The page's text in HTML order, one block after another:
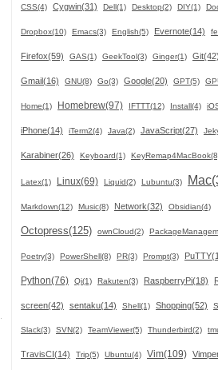
CSS(4) Cygwin(31) Dell(1) Desktop(2) DIY(1)
Dropbox(10) Emacs(3) English(5) Evernote(14)
Firefox(59) GAS(1) GeekTool(3) Ginger(1) Git(42)
Gmail(16) GNU(8) Go(3) Google(20) GPT(5)
Home(1) Homebrew(97) IFTTT(12) Install(4)
iPhone(14) iTerm2(4) Java(2) JavaScript(27)
Karabiner(26) Keyboard(1)
Latex(1) Linux(69) Liquid(2) Lubuntu(3)
Markdown(12) Music(8) Network(32) Obsidian(4)
Octopress(125) ownCloud(2)
Poetry(3) PowerShell(8) PR(3) Prompt(3)
Python(76) Qi(1) Rakuten(3) RaspberryPi(18)
screen(42) sentaku(14) Shell(1) Shopping(52)
Slack(3) SVN(2) TeamViewer(5) Thunderbird(2)
TravisCI(14) Trip(5) Ubuntu(4) Vim(109)